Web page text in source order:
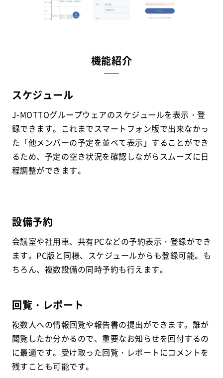
機能紹介
スケジュール
J-MOTTOグループウェアのスケジュールを表示・登
録できます。これまでスマートフォン版で出来なかっ
た「他メンバーの予定を並べて表示」することができ
るため、予定の空き状況を確認しながらスムーズに日
程調整ができます。
設備予約
会議室や社用車、共有PCなどの予約表示・登録ができ
ます。PC版と同様、スケジュールからも登録可能。も
ちろん、複数設備の同時予約も行えます。
回覧・レポート
複数人への情報回覧や報告書の提出ができます。誰が
閲覧したか分かるので、重要なお知らせを回付するの
に最適です。受け取った回覧・レポートにコメントを
残すことも可能です。